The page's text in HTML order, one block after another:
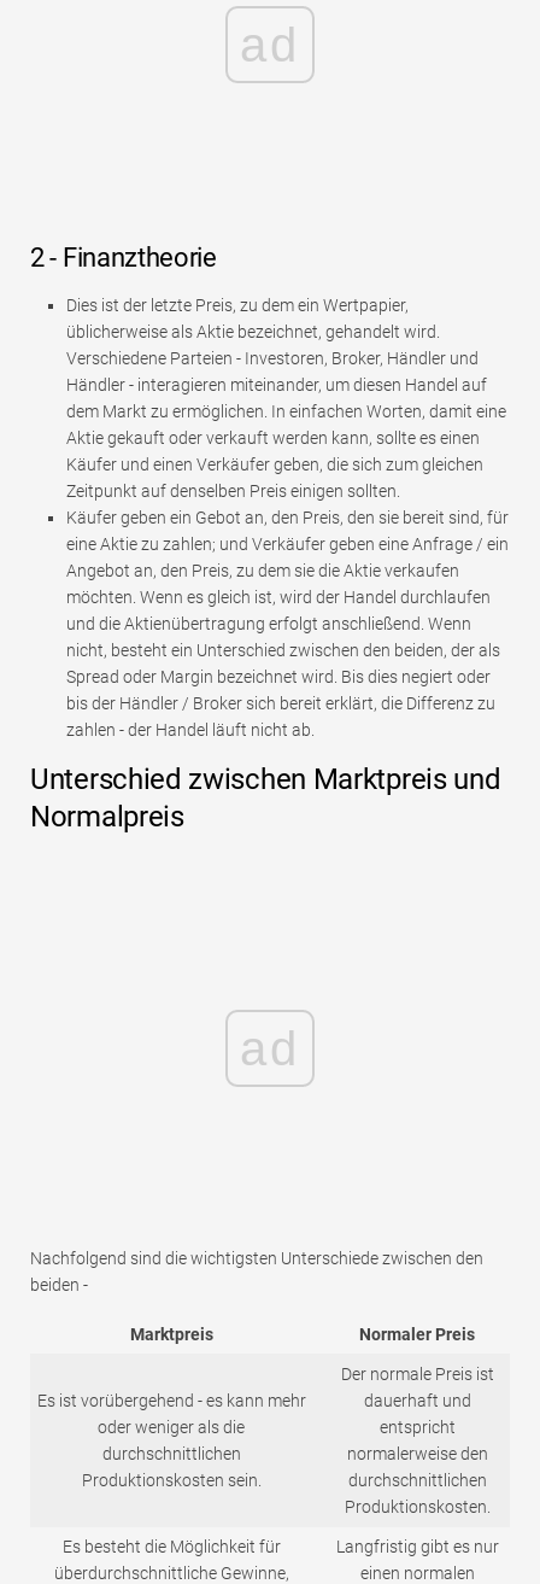
ad
2 - Finanztheorie
Dies ist der letzte Preis, zu dem ein Wertpapier,
üblicherweise als Aktie bezeichnet, gehandelt wird.
Verschiedene Parteien - Investoren, Broker, Händler und
Händler - interagieren miteinander, um diesen Handel auf
dem Markt zu ermöglichen. In einfachen Worten, damit eine
Aktie gekauft oder verkauft werden kann, sollte es einen
Käufer und einen Verkäufer geben, die sich zum gleichen
Zeitpunkt auf denselben Preis einigen sollten.
Käufer geben ein Gebot an, den Preis, den sie bereit sind, für
eine Aktie zu zahlen; und Verkäufer geben eine Anfrage / ein
Angebot an, den Preis, zu dem sie die Aktie verkaufen
möchten. Wenn es gleich ist, wird der Handel durchlaufen
und die Aktienübertragung erfolgt anschließend. Wenn
nicht, besteht ein Unterschied zwischen den beiden, der als
Spread oder Margin bezeichnet wird. Bis dies negiert oder
bis der Händler / Broker sich bereit erklärt, die Differenz zu
zahlen - der Handel läuft nicht ab.
Unterschied zwischen Marktpreis und
Normalpreis
ad
Nachfolgend sind die wichtigsten Unterschiede zwischen den
beiden -
Marktpreis Normaler Preis
Es ist vorübergehend - es kann mehr
oder weniger als die
durchschnittlichen
Produktionskosten sein.
Der normale Preis ist
dauerhaft und
entspricht
normalerweise den
durchschnittlichen
Produktionskosten.
Es besteht die Möglichkeit für
überdurchschnittliche Gewinne,
Langfristig gibt es nur
einen normalen